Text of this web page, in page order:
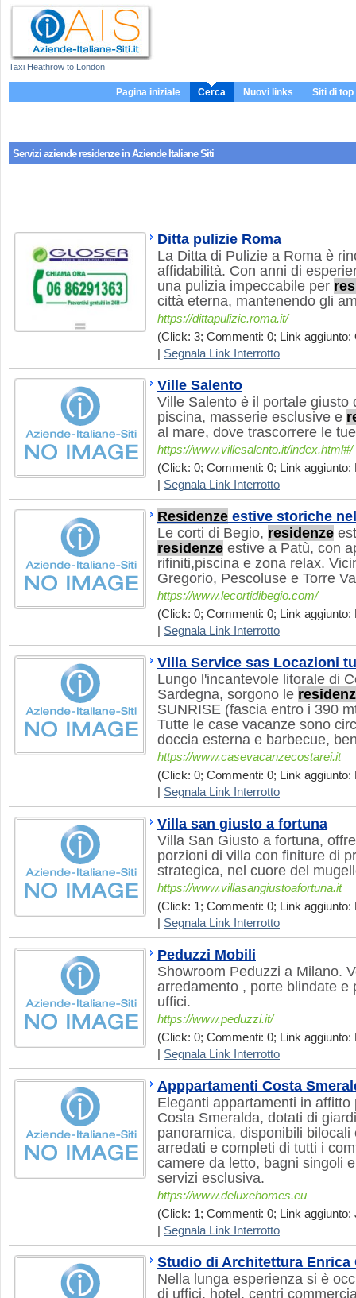
Taxi Heathrow to London
Pagina iniziale Cerca Nuovi links Siti di top
Servizi aziende residenzein Aziende Italiane Siti
Ditta pulizie Roma
La Ditta di Pulizie a Roma è
affidabilità. Con anni di
una pulizia impeccabile per
città eterna, mantenendo gli
https://dittapulizie.roma.it/
(Click: 3; Commenti: 0; Link aggiunto:
Segnala Link Interrotto
Ville Salento
Ville Salento è il portale giusto
piscina, masserie esclusive e
al mare, dove trascorrere le
https://www.villesalento.it/index.html#/
(Click: 0; Commenti: 0; Link aggiunto:
Segnala Link Interrotto
Residenze estive storiche
Le corti di Begio, residenze
residenze estive a Patù, con
rifiniti,piscina e zona relax.
Gregorio, Pescoluse e Torre
https://www.lecortidibegio.com/
(Click: 0; Commenti: 0; Link aggiunto:
Segnala Link Interrotto
Villa Service sas Locazioni
Lungo l'incantevole litorale di
Sardegna, sorgono le
SUNRISE (fascia entro i 390
Tutte le case vacanze sono
doccia esterna e barbecue,
https://www.casevacanzecostarei.it
(Click: 0; Commenti: 0; Link aggiunto:
Segnala Link Interrotto
Villa san giusto a fortuna
Villa San Giusto a fortuna,
porzioni di villa con finiture di
strategica, nel cuore del
https://www.villasangiustoafortuna.it
(Click: 1; Commenti: 0; Link aggiunto:
Segnala Link Interrotto
Peduzzi Mobili
Showroom Peduzzi a Milano.
arredamento , porte blindate e
uffici.
https://www.peduzzi.it/
(Click: 0; Commenti: 0; Link aggiunto:
Segnala Link Interrotto
Apppartamenti Costa
Eleganti appartamenti in
Costa Smeralda, dotati di
panoramica, disponibili
arredati e completi di tutti i
camere da letto, bagni singoli
servizi esclusiva.
https://www.deluxehomes.eu
(Click: 1; Commenti: 0; Link aggiunto:
Segnala Link Interrotto
Studio di Architettura Enrica
Nella lunga esperienza si è
di uffici, hotel, centri